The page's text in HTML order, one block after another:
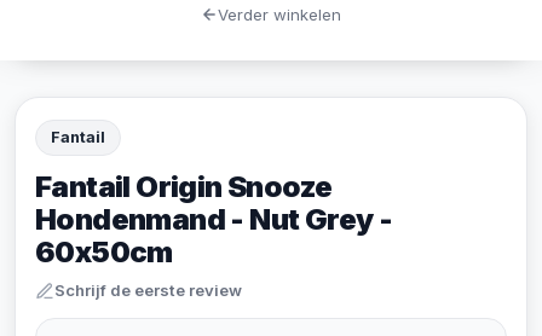
Fantail
Fantail Origin Snooze
Hondenmand - Nut Grey -
60x50cm
Schrijf de eerste review
Verder winkelen